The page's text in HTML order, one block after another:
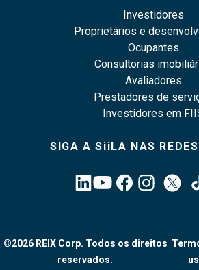
Investidores
Proprietários e
Ocupantes
Consultorias
Avaliadores
Prestadores de
Investidores em
SIGA A SiiLA NAS
©2026 REIX Corp. Todos os direitos
reservados.